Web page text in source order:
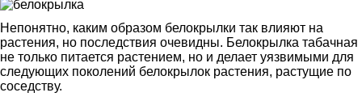
Непонятно, каким образом белокрылки так влияют на
растения, но последствия очевидны. Белокрылка табачная
не только питается растением, но и делает уязвимыми для
следующих поколений белокрылок растения, растущие по
соседству.